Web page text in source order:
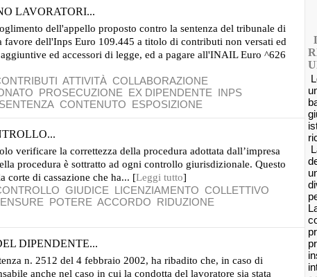
LAVORATORI...
dell'appello proposto contro la sentenza del tribunale di
favore dell'Inps Euro 109.445 a titolo di contributi non versati ed
ed accessori di legge, ed a pagare all'INAIL Euro ^626
ATTIVITÀ COLLABORAZIONE
PROSECUZIONE EX DIPENDENTE INPS
SENTENZA CONTENUTO ESPOSIZIONE
verificare la correttezza della procedura adottata dall’impresa
procedura è sottratto ad ogni controllo giurisdizionale. Questo
corte di cassazione che ha... [Leggi tutto]
GIUDICE LICENZIAMENTO COLLETTIVO
POTERE ACCORDO RIDUZIONE
DIPENDENTE...
n. 2512 del 4 febbraio 2002, ha ribadito che, in caso di
anche nel caso in cui la condotta del lavoratore sia stata